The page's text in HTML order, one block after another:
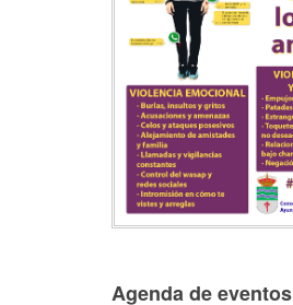
Agenda de eventos